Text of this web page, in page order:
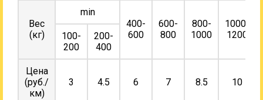
Вес
(кг)
min
400-
600
600-
800
800-
1000
1000-
1200
100-
200
200-
400
Цена
(руб./
км)
3 4.5 6 7 8.5 10